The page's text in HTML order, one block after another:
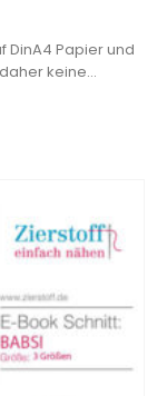
DinA4 Papier und
keine